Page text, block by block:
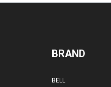
BRAND
BELL